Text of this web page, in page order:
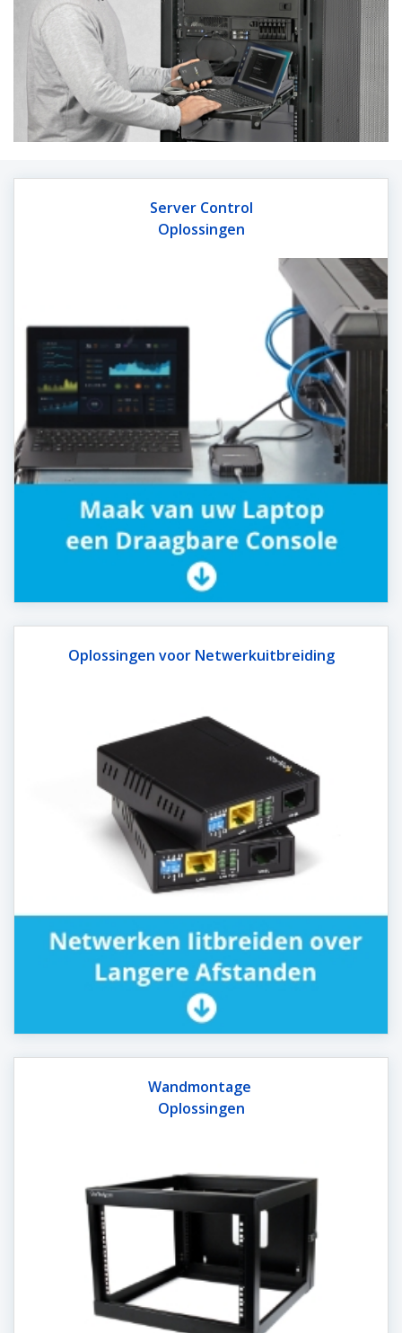
Server Control
Oplossingen
Oplossingen voor Netwerkuitbreiding
Wandmontage
Oplossingen